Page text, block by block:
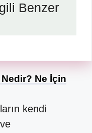
Benzer
Ne İçin
kendi